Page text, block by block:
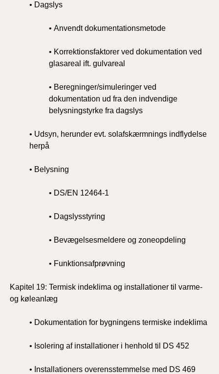
• Dagslys
• Anvendt dokumentationsmetode
• Korrektionsfaktorer ved dokumentation ved
glasareal ift. gulvareal
• Beregninger/simuleringer ved
dokumentation ud fra den indvendige
belysningstyrke fra dagslys
• Udsyn, herunder evt. solafskærmnings indflydelse
herpå
• Belysning
• DS/EN 12464-1
• Dagslysstyring
• Bevægelsesmeldere og zoneopdeling
• Funktionsafprøvning
Kapitel 19: Termisk indeklima og installationer til varme-
og køleanlæg
• Dokumentation for bygningens termiske indeklima
• Isolering af installationer i henhold til DS 452
• Installationers overensstemmelse med DS 469